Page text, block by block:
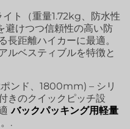
ト（重量1.72kg、防水性
けつつ信頼性の高い防
長距離ハイカーに最適。
ルベスティブルを特徴と
ンド、1800mm) – シリ
きのクイックピッチ設
バックパッキング用軽量
.